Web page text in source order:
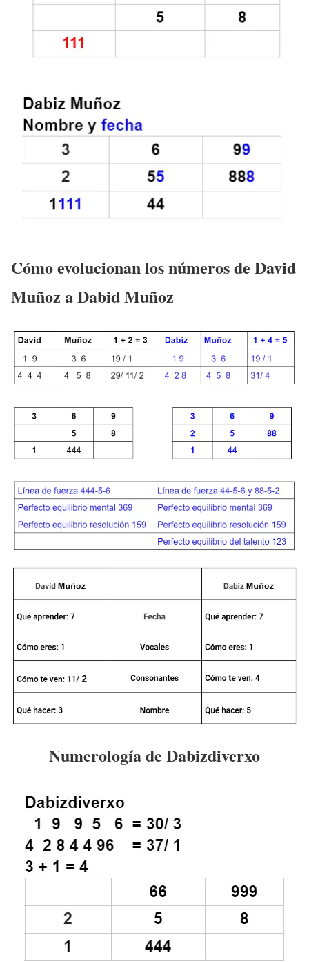
Cómo evolucionan los números de David
Muñoz a Dabid Muñoz
Numerología de Dabizdiverxo